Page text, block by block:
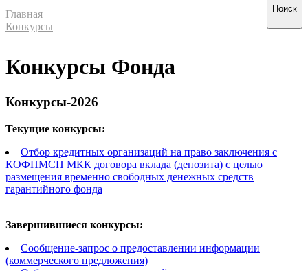
Главная
Конкурсы
Конкурсы Фонда
Конкурсы-2026
Текущие конкурсы:
Отбор кредитных организаций на право заключения с
КОФПМСП МКК договора вклада (депозита) с целью
размещения временно свободных денежных средств
гарантийного фонда
Завершившиеся конкурсы:
Сообщение-запрос о предоставлении информации
(коммерческого предложения)